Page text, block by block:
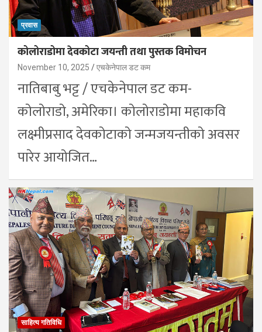
प्रवास
कोलोराडोमा देवकोटा जयन्ती तथा पुस्तक विमोचन
November 10, 2025 एचकेनेपाल डट कम
नातिबाबु भट्ट / एचकेनेपाल डट कम-
कोलोराडो, अमेरिका। कोलोराडोमा महाकवि
लक्ष्मीप्रसाद देवकोटाको जन्मजयन्तीको अवसर
पारेर आयोजित…
साहित्य गतिविधि